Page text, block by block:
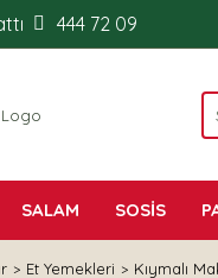
444 72 09
SALAM SOSİS
Et Yemekleri Kıymalı